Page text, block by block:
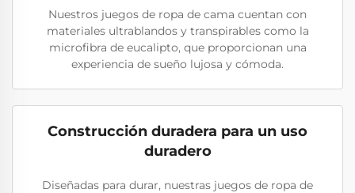
Nuestros juegos de ropa de cama cuentan con
materiales ultrablandos y transpirables como la
microfibra de eucalipto, que proporcionan una
experiencia de sueño lujosa y cómoda.
Construcción duradera para un uso
duradero
Diseñadas para durar, nuestras juegos de ropa de